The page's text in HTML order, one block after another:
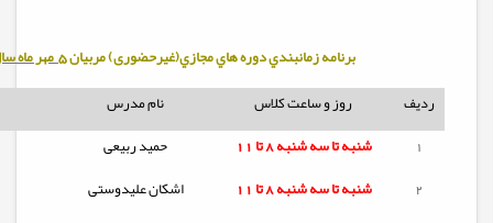
برنامه زمانبندي دوره هاي مجازي(غیرحضوری) مربيان5 مهر ماه سال 1404
ردیف
روز و ساعت کلاس
نام مدرس
1
شنبه تاسه شنبه8 تا 11
حمید ربیعی
2
شنبه تاسه شنبه8 تا 11
اشکان علیدوستی